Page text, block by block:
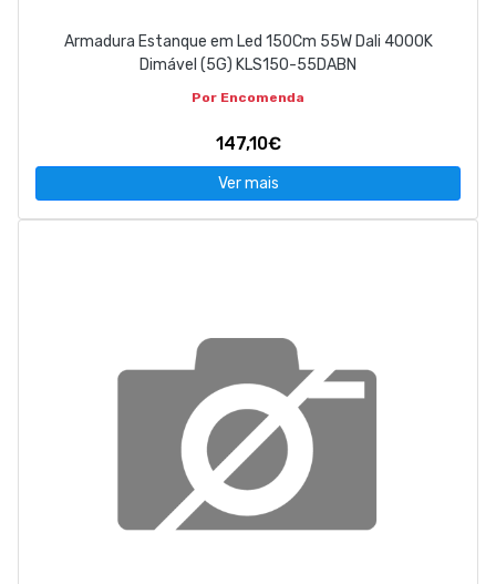
Armadura Estanque em Led 150Cm 55W Dali 4000K
Dimável (5G) KLS150-55DABN
Por Encomenda
147,10€
Ver mais